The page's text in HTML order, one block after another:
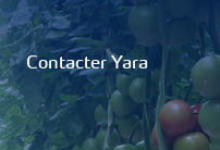
Contacter Yara